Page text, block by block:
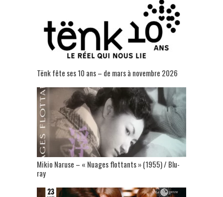
Tënk fête ses 10 ans – de mars à novembre 2026
Mikio Naruse – « Nuages flottants » (1955) / Blu-
ray